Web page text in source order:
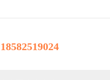
18582519024